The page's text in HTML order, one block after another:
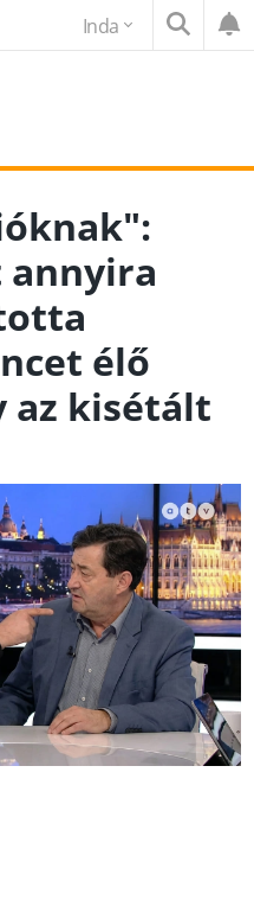
Inda
annyira
élő
az kisétált